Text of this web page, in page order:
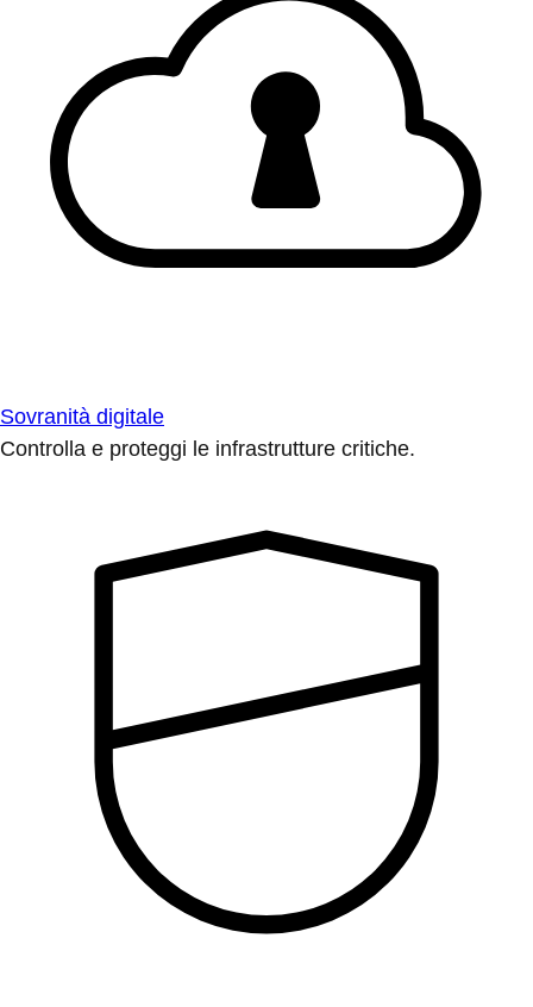
Sovranità digitale
Controlla e proteggi le infrastrutture critiche.